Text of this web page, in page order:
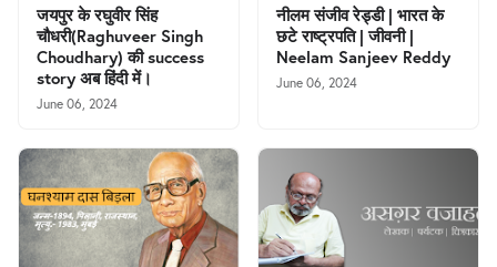
जयपुर के रघुवीर सिंह
चौधरी(Raghuveer Singh
Choudhary) की success
story अब हिंदी में।
June 06, 2024
नीलम संजीव रेड्डी | भारत के
छटे राष्ट्रपति | जीवनी |
Neelam Sanjeev Reddy
June 06, 2024